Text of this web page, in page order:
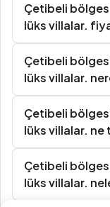
Çetibeli
lüks villalar.
Çetibeli
lüks villalar.
Çetibeli
lüks villalar. ne
Çetibeli
lüks villalar.